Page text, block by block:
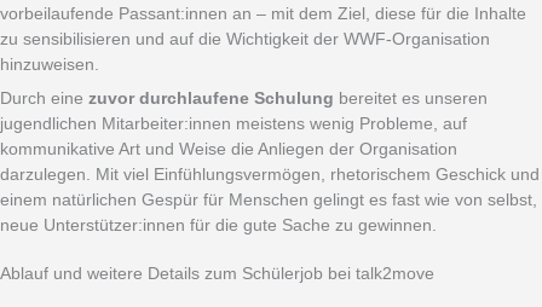
vorbeilaufende Passant:innen an – mit dem Ziel, diese für die Inhalte
zu sensibilisieren und auf die Wichtigkeit der WWF-Organisation
hinzuweisen.
Durch eine zuvor durchlaufene Schulung bereitet es unseren
jugendlichen Mitarbeiter:innen meistens wenig Probleme, auf
kommunikative Art und Weise die Anliegen der Organisation
darzulegen. Mit viel Einfühlungsvermögen, rhetorischem Geschick und
einem natürlichen Gespür für Menschen gelingt es fast wie von selbst,
neue Unterstützer:innen für die gute Sache zu gewinnen.
Ablauf und weitere Details zum Schülerjob bei talk2move